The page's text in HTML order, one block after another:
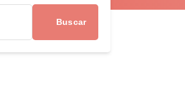
Buscar